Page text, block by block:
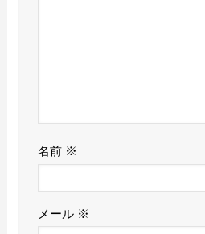
名前 ※
メール ※